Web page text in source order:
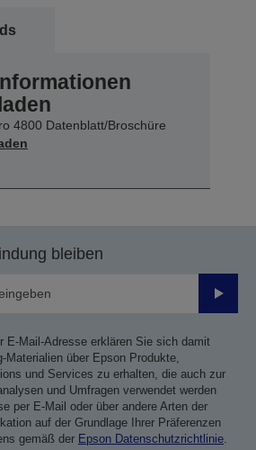
4800 Datenblatt/Broschüre
bleiben
E-Mail-Adresse erklären Sie sich damit
über Epson Produkte,
und Services zu erhalten, die auch zur
und Umfragen verwendet werden
per E-Mail oder über andere Arten der
auf der Grundlage Ihrer Präferenzen
gemäß der Epson Datenschutzrichtlinie